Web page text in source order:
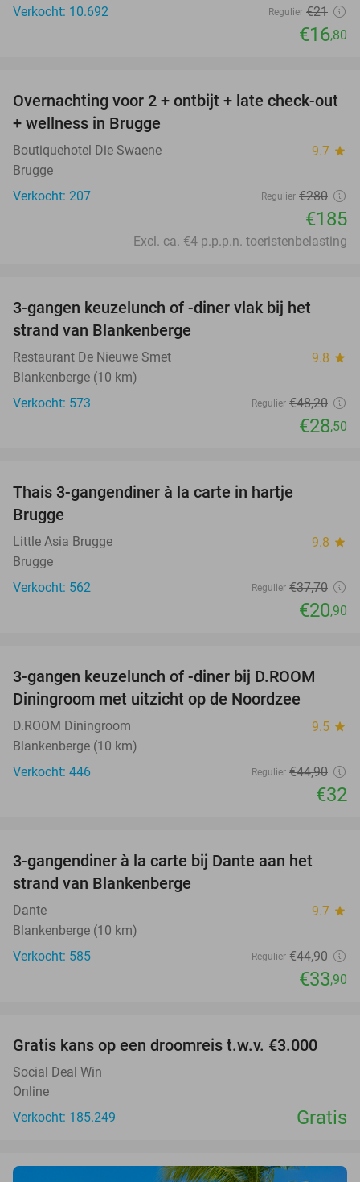
Verkocht: 10.692
Regulier €21
€16,80
34%
Overnachting voor 2 + ontbijt + late check-out
+ wellness in Brugge
Boutiquehotel Die Swaene 9.7 star
Brugge
Verkocht: 207
Regulier €280
€185
Excl. ca. €4 p.p.p.n. toeristenbelasting
3-gangen keuzelunch of -diner vlak bij het
strand van Blankenberge
Restaurant De Nieuwe Smet 9.8 star
Blankenberge (10 km)
Verkocht: 573
Regulier €48,20
€28,50
Thais 3-gangendiner à la carte in hartje
Brugge
Little Asia Brugge 9.8 star
Brugge
Verkocht: 562
Regulier €37,70
€20,90
29%
3-gangen keuzelunch of -diner bij D.ROOM
Diningroom met uitzicht op de Noordzee
D.ROOM Diningroom 9.5 star
Blankenberge (10 km)
Verkocht: 446
Regulier €44,90
€32
24%
3-gangendiner à la carte bij Dante aan het
strand van Blankenberge
Dante 9.7 star
Blankenberge (10 km)
Verkocht: 585
Regulier €44,90
€33,90
Gratis kans op een droomreis t.w.v. €3.000
Social Deal Win
Online
Verkocht: 185.249
Gratis